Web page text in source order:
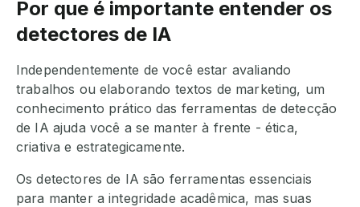
Por que é importante entender os
detectores de IA
Independentemente de você estar avaliando
trabalhos ou elaborando textos de marketing, um
conhecimento prático das ferramentas de detecção
de IA ajuda você a se manter à frente - ética,
criativa e estrategicamente.
Os detectores de IA são ferramentas essenciais
para manter a integridade acadêmica, mas suas